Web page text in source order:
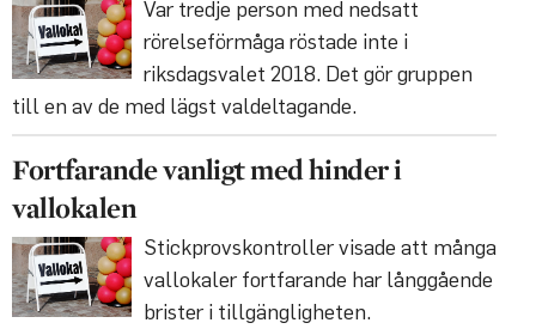
Var tredje person med nedsatt
rörelseförmåga röstade inte i
riksdagsvalet 2018. Det gör gruppen
till en av de med lägst valdeltagande.
Fortfarande vanligt med hinder i
vallokalen
Stickprovskontroller visade att många
vallokaler fortfarande har långgående
brister i tillgängligheten.